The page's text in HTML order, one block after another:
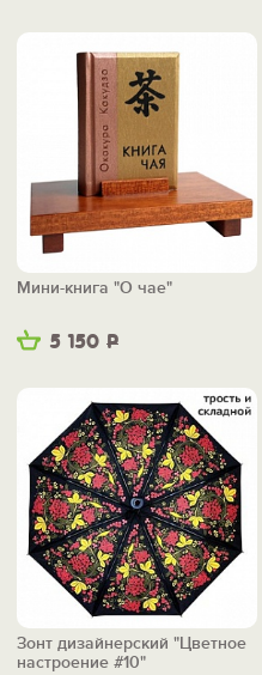
5 150 Р
Мини-книга "О чае"
Зонт дизайнерский "Цветное
настроение #10"